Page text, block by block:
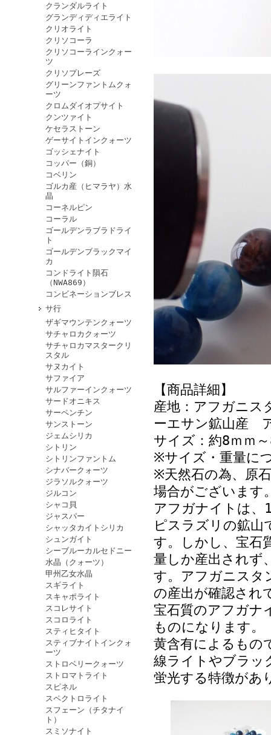
クランダルライト
グランディディエライト
クリオライト
クリソコーラ
クリソコーラインクォー
ツ
クリソプレーズ
グリーンファントムクォ
ーツ
クロムダイオプサイト
クンツァイト
ケセラストーン
ゲーサイトインクォーツ
ゴッシェナイト
コッパー（銅）
コベリン
ゴルカ産（ヒマラヤ）水
晶
コーネルピン
コーラル
ゴールデンラブラドライ
ト
ゴールデンブラックマイ
カ
コンドライト隕石
（NWA869）
コンビネーションブレス
サ行
ザギマウンテンクォーツ
サチャロカクォーツ
サチャロカマスタークリ
スタル
サヌカイト
サファイア
サルファーインクォーツ
サードオニキス
サーペンチン
サンストーン
ジェムシリカ
シトリン
シトリンファントム
シナバークォーツ
ジラソルクォーツ
ジルコン
シャコ貝
ジャスパー
シャッタカイトシリカ
シュンガイト
シーブルーカルセドニー
水晶（クォーツ）
甲州乙女水晶
スギライト
スキャポライト
スコレサイト
スコロライト
スティヒタイト
スティブナイトインクォ
ーツ
ストロベリークォーツ
ストロマトライト
スピネル
スペクトロライト
スフェーン（チタナイ
ト）
スミソナイト
【商品詳細】
産地：アフガニ
ーエサン鉱山産
サイズ：約8ｍ
※サイズ・重量に
※天然石の為、原
場合がございます
アフガナイトは、
ピスラズリの鉱山
す。しかし、宝石
量しか産出されず
す。アフガニスタ
の産出が確認され
宝石質のアフガナ
ものになります
黄含有によるもの
線ライトやブラッ
蛍光する特徴があ